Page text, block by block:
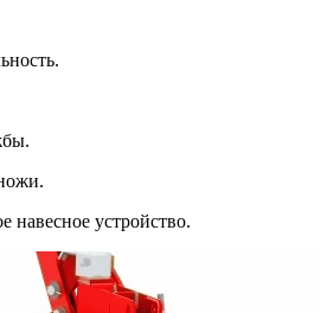
навесное устройство.